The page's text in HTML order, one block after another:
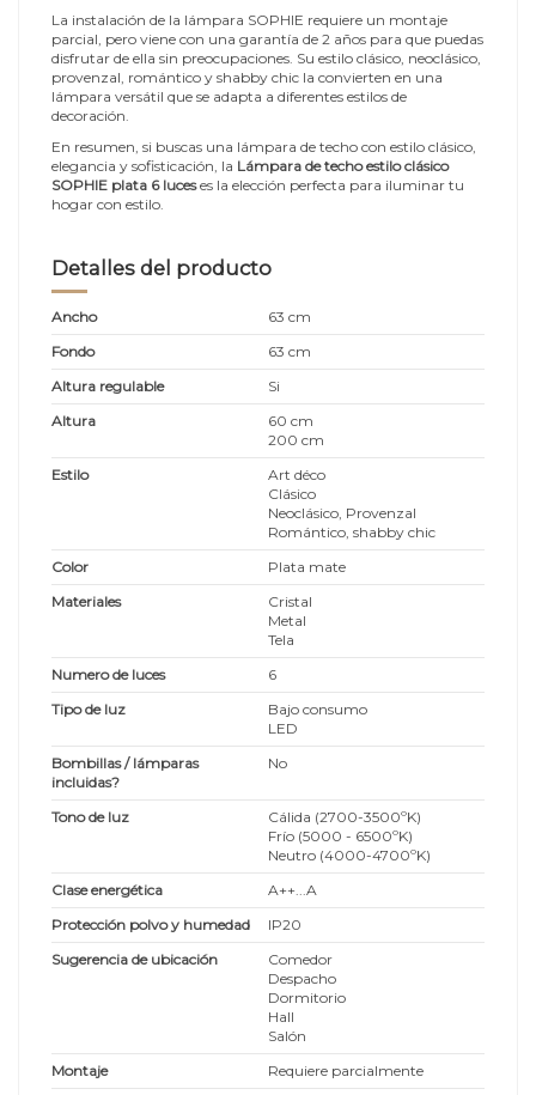
La instalación de la lámpara SOPHIE requiere un montaje
parcial, pero viene con una garantía de 2 años para que puedas
disfrutar de ella sin preocupaciones. Su estilo clásico, neoclásico,
provenzal, romántico y shabby chic la convierten en una
lámpara versátil que se adapta a diferentes estilos de
decoración.
En resumen, si buscas una lámpara de techo con estilo clásico,
elegancia y sofisticación, la Lámpara de techo estilo clásico
SOPHIE plata 6 luceses la elección perfecta para iluminar tu
hogar con estilo.
Detalles del producto
Ancho
63 cm
Fondo
63 cm
Altura regulable
Si
Altura
60 cm
200 cm
Estilo
Art déco
Clásico
Neoclásico, Provenzal
Romántico, shabby chic
Color
Plata mate
Materiales
Cristal
Metal
Tela
Numero de luces
6
Tipo de luz
Bajo consumo
LED
Bombillas / lámparas
incluidas?
No
Tono de luz
Cálida (2700-3500ºK)
Frío (5000 - 6500ºK)
Neutro (4000-4700ºK)
Clase energética
A++...A
Protección polvo y humedad
IP20
Sugerencia de ubicación
Comedor
Despacho
Dormitorio
Hall
Salón
Montaje
Requiere parcialmente